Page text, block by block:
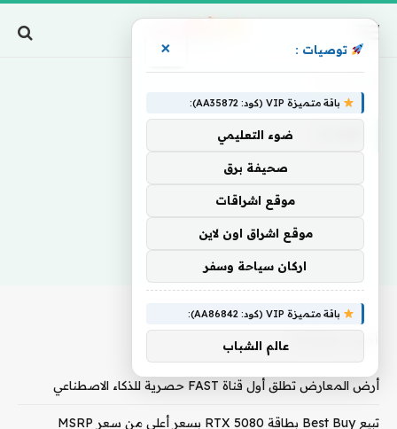
أحدث المقالات
أرض المعارض تطلق أول قناة FAST حصرية للذكاء الاصطناعي
تبيع Best Buy بطاقة RTX 5080 بسعر أعلى من سعر MSRP
توصيات : ×
باقة متميزة VIP (كود: AA35872):
ضوء التعليمي
صحيفة برق
موقع اشراقات
موقع اشراق اون لاين
اركان سياحة وسفر
باقة متميزة VIP (كود: AA86842):
عالم الشباب